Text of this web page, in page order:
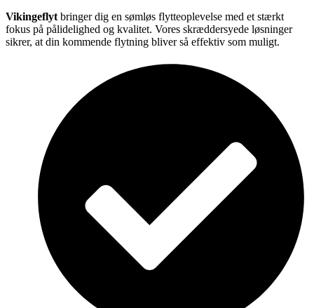
Vikingeflyt bringer dig en sømløs flytteoplevelse med et stærkt
fokus på pålidelighed og kvalitet. Vores skræddersyede løsninger
sikrer, at din kommende flytning bliver så effektiv som muligt.